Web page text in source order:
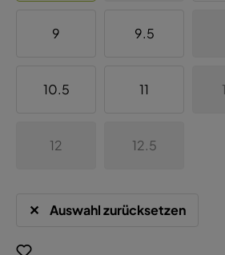
9 9.5
10.5 11
12 12.5
Auswahl zurücksetzen